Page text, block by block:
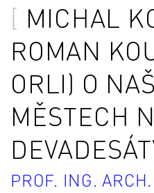
MICHAL
ROMAN
ORLI) O
MĚSTECH
PROF. ING.